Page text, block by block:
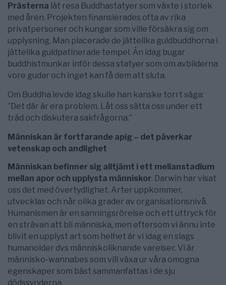
Prästerna lät resa Buddhastatyer som växte i storlek
med åren. Projekten finansierades ofta av rika
privatpersoner och kungar som ville försäkra sig om
upplysning. Man placerade de jättelika guldbuddhorna i
jättelika guldpatinerade tempel. Än idag bugar
buddhistmunkar inför dessa statyer som om avbilderna
vore gudar och inget kan få dem att sluta.
Om Buddha levde idag skulle han kanske torrt säga:
”Det där är era problem. Låt oss sätta oss under ett
träd och diskutera sakfrågorna.”
Människan är fortfarande apig – det påverkar
vetenskap och andlighet
Människan befinner sig alltjämt i ett mellanstadium
mellan apor och upplysta människor. Darwin har visat
oss det med övertydlighet. Arter uppkommer,
utvecklas och når olika grader av organisationsnivå.
Humanismen är en sanningsrörelse och ett uttryck för
en strävan att bli människa, men eftersom vi ännu inte
blivit en upplyst art som helhet är vi idag en slags
humanoider dvs människoliknande varelser. Vi är
människo-wannabes som vill växa ur våra omogna
egenskaper som bäst sammanfattas i de sju
dödssynderna.